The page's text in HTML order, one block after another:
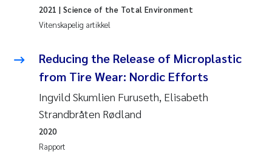
Vitenskapelig artikkel
2021 | Science of the Total Environment
Reducing the Release of Microplastic
from Tire Wear: Nordic Efforts
Ingvild Skumlien Furuseth, Elisabeth
Strandbråten Rødland
Rapport
2020